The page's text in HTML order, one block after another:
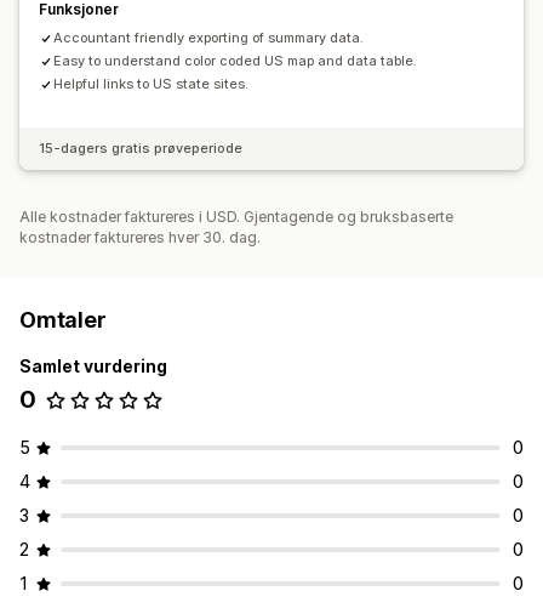
Funksjoner
Accountant friendly exporting of summary data.
Easy to understand color coded US map and data table.
Helpful links to US state sites.
15-dagers gratis prøveperiode
Alle kostnader faktureres i USD. Gjentagende og bruksbaserte
kostnader faktureres hver 30. dag.
Omtaler
Samlet vurdering
0
5
0
4
0
3
0
2
0
1
0